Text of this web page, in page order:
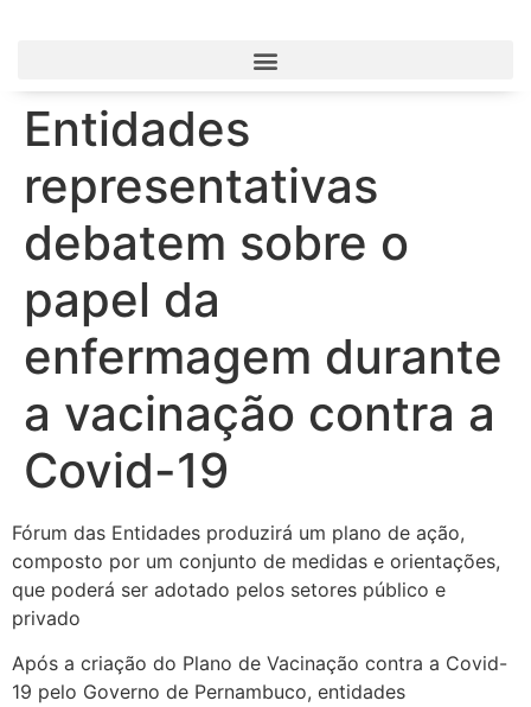
Entidades
representativas
debatem sobre o
papel da
enfermagem durante
a vacinação contra a
Covid-19
Fórum das Entidades produzirá um plano de ação,
composto por um conjunto de medidas e orientações,
que poderá ser adotado pelos setores público e
privado
Após a criação do Plano de Vacinação contra a Covid-
19 pelo Governo de Pernambuco, entidades